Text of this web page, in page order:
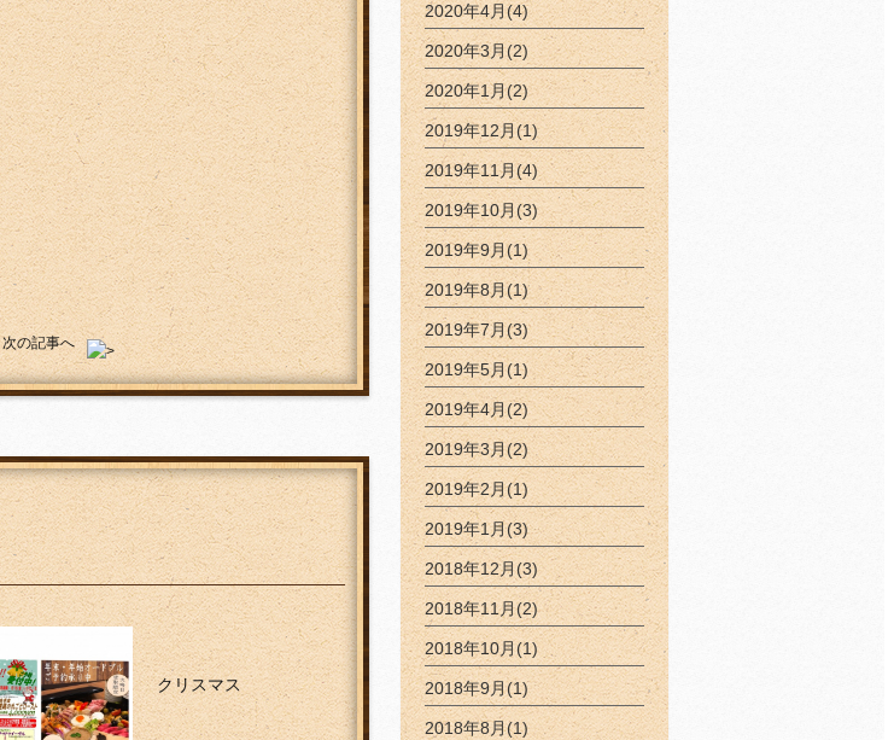
次の記事へ
クリスマス
2020年4月(4)
2020年3月(2)
2020年1月(2)
2019年12月(1)
2019年11月(4)
2019年10月(3)
2019年9月(1)
2019年8月(1)
2019年7月(3)
2019年5月(1)
2019年4月(2)
2019年3月(2)
2019年2月(1)
2019年1月(3)
2018年12月(3)
2018年11月(2)
2018年10月(1)
2018年9月(1)
2018年8月(1)